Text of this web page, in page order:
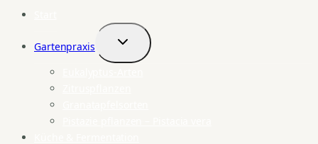
Gartenpraxis
Untermenü
umschalten